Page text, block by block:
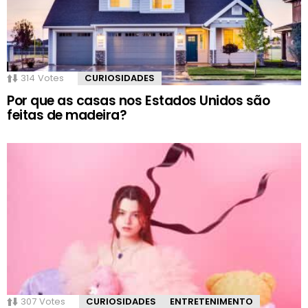
314 Votes CURIOSIDADES
Por que as casas nos Estados Unidos são
feitas de madeira?
307 Votes CURIOSIDADES ENTRETENIMENTO